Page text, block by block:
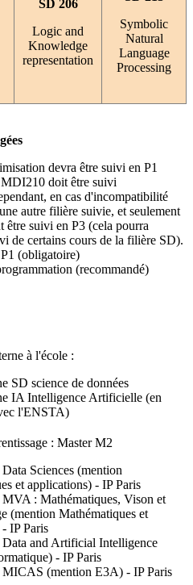
SD 206
Logic and
Knowledge
representation
Symbolic
Natural
Language
Processing
devra être suivi en P1
doit être suivi
en cas d'incompatibilité
autre filière suivie, et seulement
être suivi en P3 (cela pourra
de certains cours de la filière SD).
(obligatoire)
(recommandé)
à l'école :
SD science de données
IA Intelligence Artificielle (en
l'ENSTA)
: Master M2
Sciences (mention
et applications) - IP Paris
: Mathématiques, Vison et
(mention Mathématiques et
IP Paris
and Artificial Intelligence
- IP Paris
MICAS (mention E3A) - IP Paris